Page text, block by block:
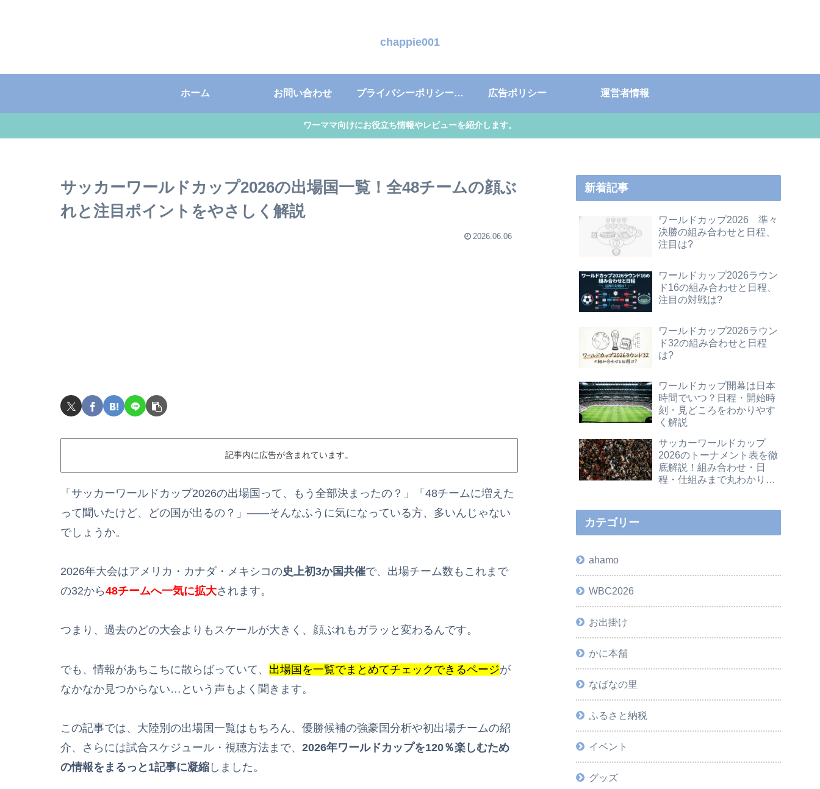
chappie001
ホーム お問い合わせ プライバシーポリシー・免責事項 広告ポリシー 運営者情報
ワーママ向けにお役立ち情報やレビューを紹介します。
サッカーワールドカップ2026の出場国一覧！全48チームの顔ぶ
れと注目ポイントをやさしく解説
2026.06.06
記事内に広告が含まれています。
「サッカーワールドカップ2026の出場国って、もう全部決まったの？」「48チームに増えた
って聞いたけど、どの国が出るの？」――そんなふうに気になっている方、多いんじゃない
でしょうか。
2026年大会はアメリカ・カナダ・メキシコの史上初3か国共催で、出場チーム数もこれまで
の32から48チームへ一気に拡大されます。
つまり、過去のどの大会よりもスケールが大きく、顔ぶれもガラッと変わるんです。
でも、情報があちこちに散らばっていて、 出場国を一覧でまとめてチェックできるページが
なかなか見つからない…という声もよく聞きます。
この記事では、大陸別の出場国一覧はもちろん、優勝候補の強豪国分析や初出場チームの紹
介、さらには試合スケジュール・視聴方法まで、 2026年ワールドカップを120％楽しむため
の情報をまるっと1記事に凝縮 しました。
新着記事
ワールドカップ2026 準々
決勝の組み合わせと日程、
注目は?
ワールドカップ2026ラウン
ド16の組み合わせと日程、
注目の対戦は?
ワールドカップ2026ラウン
ド32の組み合わせと日程
は?
ワールドカップ開幕は日本
時間でいつ？日程・開始時
刻・見どころをわかりやす
く解説
サッカーワールドカップ
2026のトーナメント表を徹
底解説！組み合わせ・日
程・仕組みまで丸わかりガ
カテゴリー
ahamo
WBC2026
お出掛け
かに本舗
なばなの里
ふるさと納税
イベント
グッズ